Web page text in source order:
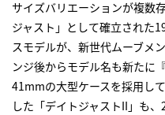
サイズバリエーションが複数
ジャスト」として確立された
スモデルが、新世代ムーブメ
ンジ後からモデル名も新たに
41mmの大型ケースを採用し
した「デイトジャストII」も